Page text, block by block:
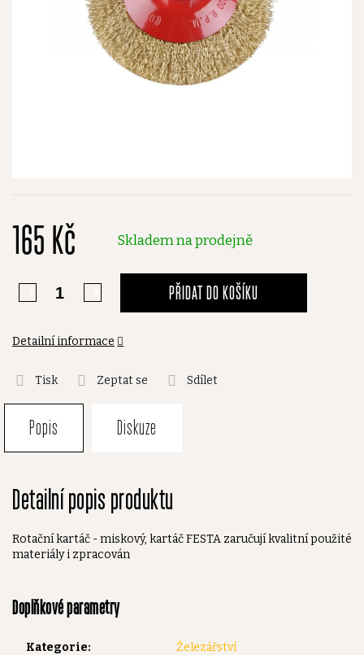
165 Kč Skladem na prodejně
PŘIDAT DO KOŠÍKU
Detailní informace
Tisk Zeptat se Sdílet
Popis Diskuze
Detailní popis produktu
Rotační kartáč - miskový, kartáč FESTA zaručují kvalitní použité
materiály i zpracován
Doplňkové parametry
Kategorie: Železářství